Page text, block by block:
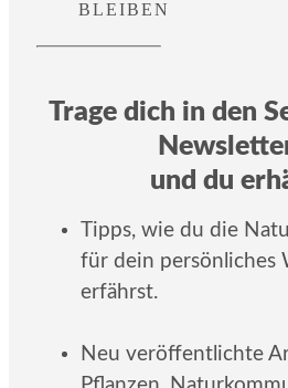
BLEIBEN
Trage dich in den
und du
Tipps, wie du die
für dein persönliches
erfährst.
Neu veröffentlichte